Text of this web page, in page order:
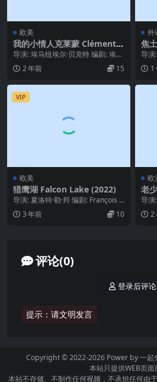
欧美
我的小情人克莱蒙 Clément
(2002)
导演: 埃马纽埃尔·贝克特 编剧: 埃马
纽埃尔·贝克特 主演: Olivier ...
2 年前 15
外
焦
导演
区:
1
VIP
欧美
猎鹰湖 Falcon Lake (2022)
导演: 夏洛特·勒·邦 编剧: François C
hoquet / 巴斯蒂安·...
3 年前 10
欧
老
97)
导演
·斯
2
评论(0)
提示：请文明发言
登录后评论
Copyright © 2022-2026 Power by一起
本站只提供WEB页面
本站不存储、不制作任何视频，不承担任何由